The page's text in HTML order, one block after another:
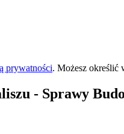
prywatności. Możesz określić
- Sprawy